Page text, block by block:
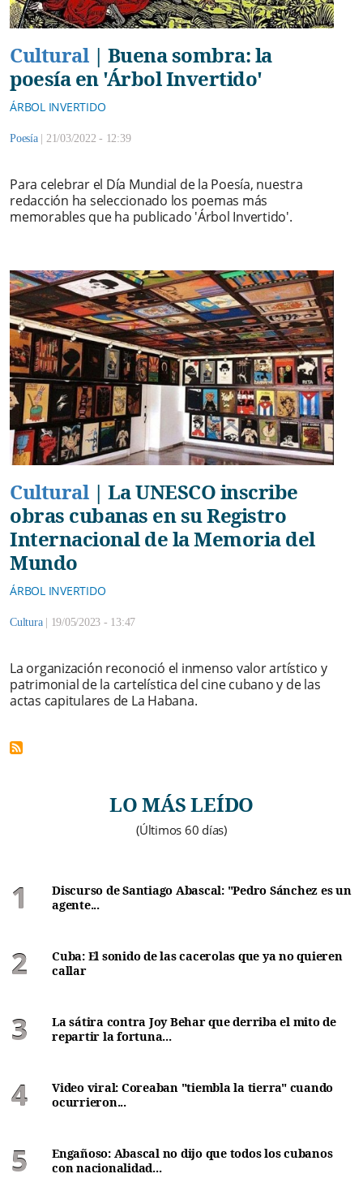
Cultural| Buena sombra: la
poesía en 'Árbol Invertido'
ÁRBOL INVERTIDO
Poesía | 21/03/2022 - 12:39
Para celebrar el Día Mundial de la Poesía, nuestra
redacción ha seleccionado los poemas más
memorables que ha publicado 'Árbol Invertido'.
Cultural| La UNESCO inscribe
obras cubanas en su Registro
Internacional de la Memoria del
Mundo
ÁRBOL INVERTIDO
Cultura | 19/05/2023 - 13:47
La organización reconoció el inmenso valor artístico y
patrimonial de la cartelística del cine cubano y de las
actas capitulares de La Habana.
LO MÁS LEÍDO
(Últimos 60 días)
Discurso de Santiago Abascal: "Pedro Sánchez es un
agente...
Cuba: El sonido de las cacerolas que ya no quieren
callar
La sátira contra Joy Behar que derriba el mito de
repartir la fortuna...
Video viral: Coreaban "tiembla la tierra" cuando
ocurrieron...
Engañoso: Abascal no dijo que todos los cubanos
con nacionalidad...